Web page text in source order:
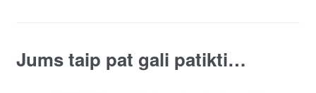
Jums taip pat gali patikti…